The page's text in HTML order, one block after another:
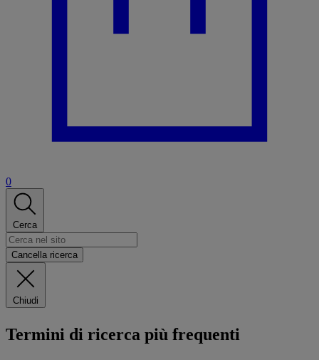
0
Cerca
Cancella ricerca
Chiudi
Termini di ricerca più frequenti